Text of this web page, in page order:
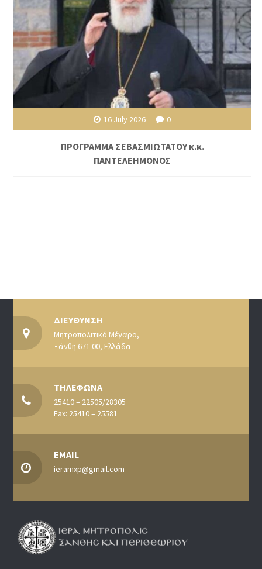
16 July 2026 0
ΠΡΟΓΡΑΜΜΑ ΣΕΒΑΣΜΙΩΤΑΤΟΥ κ.κ.
ΠΑΝΤΕΛΕΗΜΟΝΟΣ
ΔΙΕΥΘΥΝΣΗ
Μητροπολιτικό Μέγαρο,
Ξάνθη 671 00, Ελλάδα
ΤΗΛΕΦΩΝΑ
25410 – 22505/28305
Fax: 25410 – 25581
EMAIL
ieramxp@gmail.com